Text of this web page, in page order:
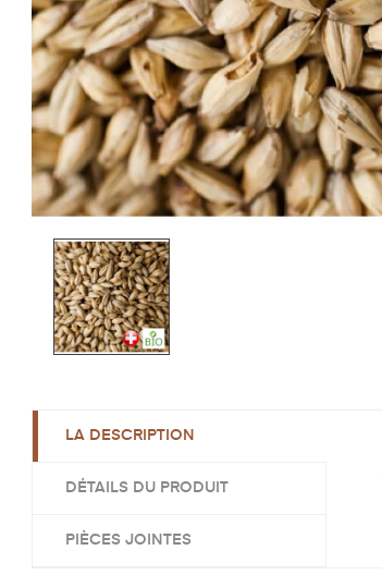
LA DESCRIPTION
DÉTAILS DU PRODUIT
PIÈCES JOINTES